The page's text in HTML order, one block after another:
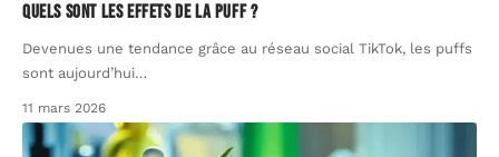
Quels sont les effets de la Puff ?
Devenues une tendance grâce au réseau social TikTok, les puffs
sont aujourd’hui…
11 mars 2026